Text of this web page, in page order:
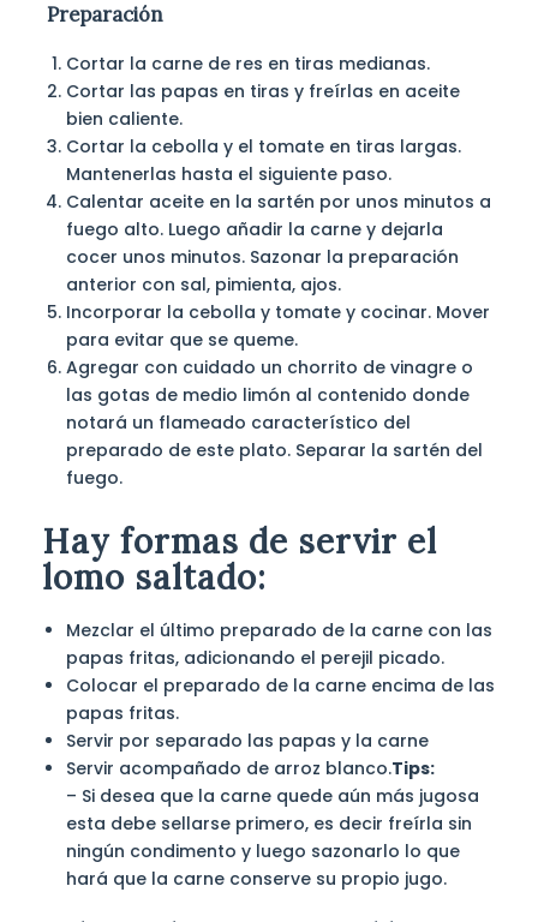
Preparación
Cortar la carne de res en tiras medianas.
Cortar las papas en tiras y freírlas en aceite
bien caliente.
Cortar la cebolla y el tomate en tiras largas.
Mantenerlas hasta el siguiente paso.
Calentar aceite en la sartén por unos minutos a
fuego alto. Luego añadir la carne y dejarla
cocer unos minutos. Sazonar la preparación
anterior con sal, pimienta, ajos.
Incorporar la cebolla y tomate y cocinar. Mover
para evitar que se queme.
Agregar con cuidado un chorrito de vinagre o
las gotas de medio limón al contenido donde
notará un flameado característico del
preparado de este plato. Separar la sartén del
fuego.
Hay formas de servir el
lomo saltado:
Mezclar el último preparado de la carne con las
papas fritas, adicionando el perejil picado.
Colocar el preparado de la carne encima de las
papas fritas.
Servir por separado las papas y la carne
Servir acompañado de arroz blanco.Tips:
– Si desea que la carne quede aún más jugosa
esta debe sellarse primero, es decir freírla sin
ningún condimento y luego sazonarlo lo que
hará que la carne conserve su propio jugo.